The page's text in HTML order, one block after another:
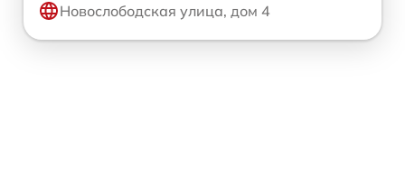
Новослободская улица, дом 4